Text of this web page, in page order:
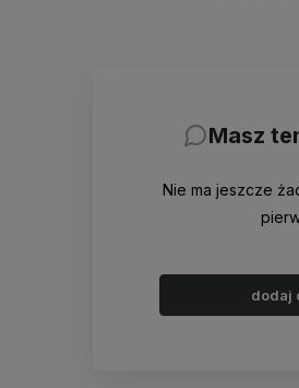
Masz
Nie ma jeszcze
dodaj